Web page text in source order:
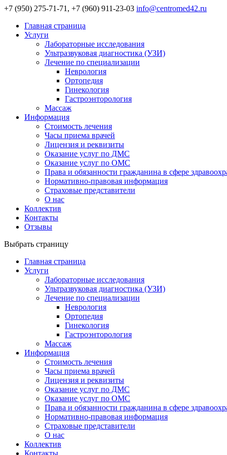
+7 (950) 275-71-71, +7 (960) 911-23-03 info@centromed42.ru
Главная страница
Услуги
Лабораторные исследования
Ультразвуковая диагностика (УЗИ)
Лечение по специализации
Неврология
Ортопедия
Гинекология
Гастроэнторология
Массаж
Информация
Стоимость лечения
Часы приема врачей
Лицензия и реквизиты
Оказание услуг по ДМС
Оказание услуг по ОМС
Права и обязанности гражданина в сфере
Нормативно-правовая информация
Страховые представители
О нас
Коллектив
Контакты
Отзывы
Выбрать страницу
Главная страница
Услуги
Лабораторные исследования
Ультразвуковая диагностика (УЗИ)
Лечение по специализации
Неврология
Ортопедия
Гинекология
Гастроэнторология
Массаж
Информация
Стоимость лечения
Часы приема врачей
Лицензия и реквизиты
Оказание услуг по ДМС
Оказание услуг по ОМС
Права и обязанности гражданина в сфере
Нормативно-правовая информация
Страховые представители
О нас
Коллектив
Контакты